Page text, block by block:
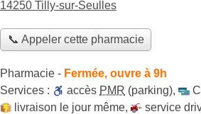
14250 Tilly-sur-Seulles
📞 Appeler cette pharmacie
Pharmacie - Fermée, ouvre à 9h
Services :
accès PMR (parking),
livraison le jour même,
service